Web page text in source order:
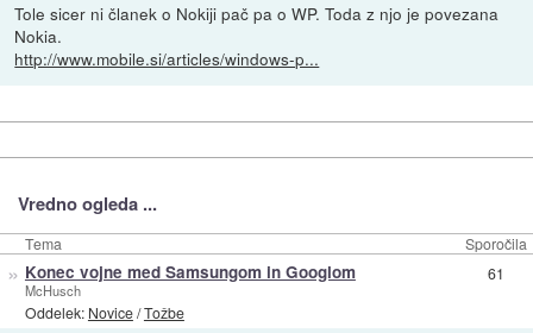
Tole sicer ni članek o Nokiji pač pa o WP. Toda z njo je povezana
Nokia.
http://www.mobile.si/articles/windows-p...
Vredno ogleda ...
Tema Sporočila
» Konec vojne med Samsungom in Googlom
McHusch
Oddelek: Novice/Tožbe
61